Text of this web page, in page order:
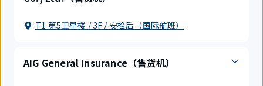
T1 第5卫星楼 / 3F / 安检后（国际航班）
AIG General Insurance（售货机）